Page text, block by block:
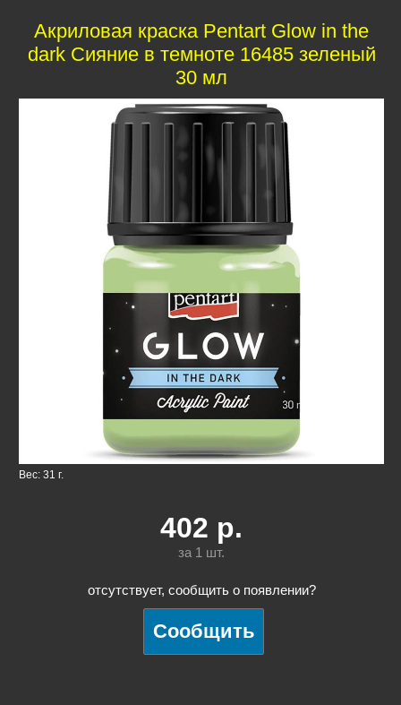
Акриловая краска Pentart Glow in the
dark Сияние в темноте 16485 зеленый
30 мл
Вес: 31 г.
402 р.
за 1 шт.
отсутствует, сообщить о появлении?